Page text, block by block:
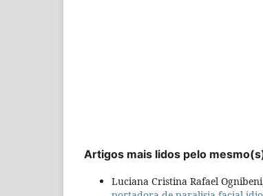
Artigos mais lidos pelo
Luciana Cristina Rafael